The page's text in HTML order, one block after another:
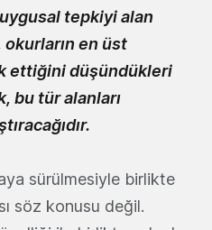
tepkiyi alan
en üst
ettiğini düşündükleri
bu tür alanları
sürülmesiyle birlikte
söz konusu değil.